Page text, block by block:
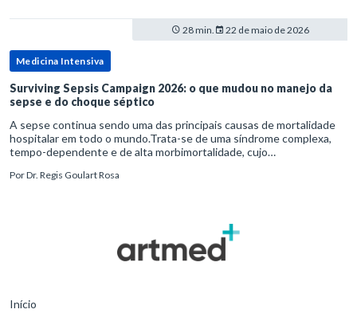
28 min. 22 de maio de 2026
Medicina Intensiva
Surviving Sepsis Campaign 2026: o que mudou no manejo da
sepse e do choque séptico
A sepse continua sendo uma das principais causas de mortalidade
hospitalar em todo o mundo.Trata-se de uma síndrome complexa,
tempo-dependente e de alta morbimortalidade, cujo
para o desfe
PorDr. Regis Goulart Rosa
Início